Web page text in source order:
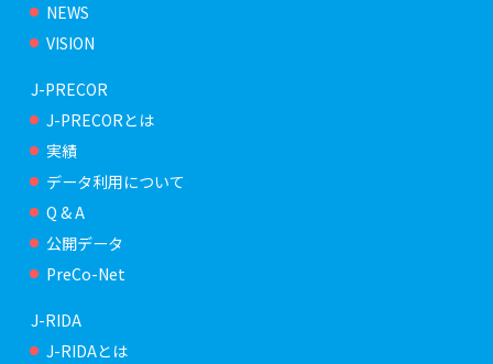
NEWS
VISION
J-PRECOR
J-PRECORとは
実績
データ利用について
Q & A
公開データ
PreCo-Net
J-RIDA
J-RIDAとは